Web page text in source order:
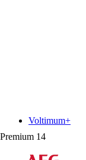
Premium 14
Voltimum+